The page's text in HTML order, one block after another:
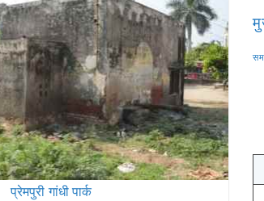
प्रेमपुरी गांधी पार्क